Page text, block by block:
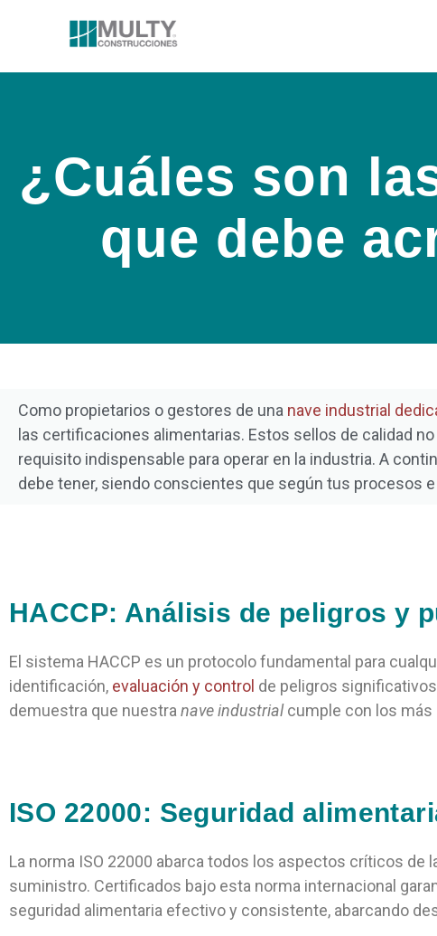
¿Cuáles son
que debe
Como propietarios o gestores de una nave industrial
las certificaciones alimentarias. Estos sellos de calidad
requisito indispensable para operar en la industria. A
debe tener, siendo conscientes que según tus procesos
HACCP: Análisis de peligros y
El sistema HACCP es un protocolo fundamental para
identificación, evaluación y control de peligros
demuestra que nuestra nave industrialcumple con los más
ISO 22000: Seguridad
La norma ISO 22000 abarca todos los aspectos críticos de
suministro. Certificados bajo esta norma internacional
seguridad alimentaria efectivo y consistente, abarcando